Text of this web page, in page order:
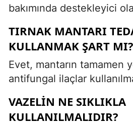
bakımında destekleyici
TIRNAK MANTARI
KULLANMAK ŞART MI?
Evet, mantarın tamamen
antifungal ilaçlar
VAZELIN NE SIKLIKLA
KULLANILMALIDIR?